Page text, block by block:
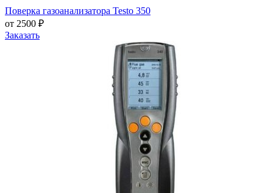
Поверка газоанализатора Testo 350
от 2500 ₽
Заказать